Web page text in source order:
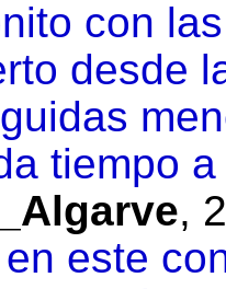
con
desde
tiempo
,
este